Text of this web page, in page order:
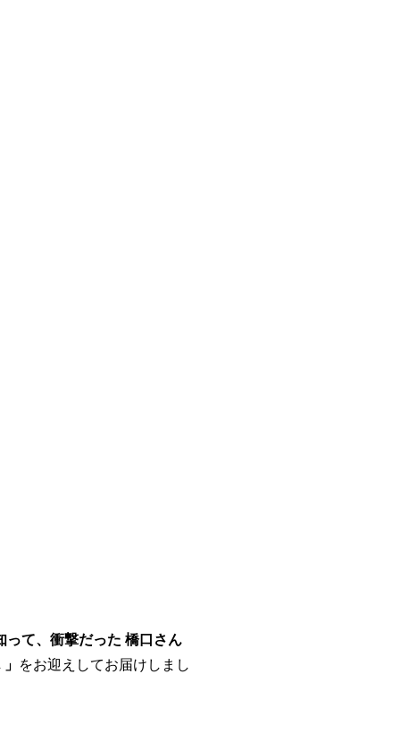
って、衝撃だった 橋口さん
」 をお迎えしてお届けしまし